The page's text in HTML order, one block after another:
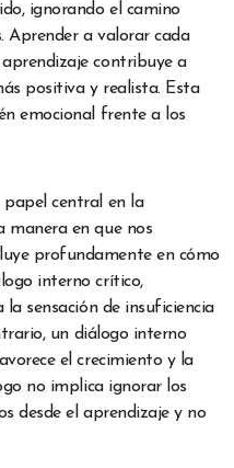
ignorando el camino
Aprender a valorar cada
contribuye a
positiva y realista. Esta
emocional frente a los
papel central en la
manera en que nos
profundamente en cómo
interno crítico,
sensación de insuficiencia
un diálogo interno
el crecimiento y la
no implica ignorar los
desde el aprendizaje y no